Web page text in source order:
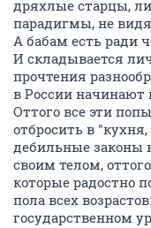
дряхлые старцы,
парадигмы, не
А бабам есть ради
И складывается
прочтения
в России начинают
Оттого все эти
отбросить в
дебильные законы
своим телом,
которые радостно
пола всех
государственном